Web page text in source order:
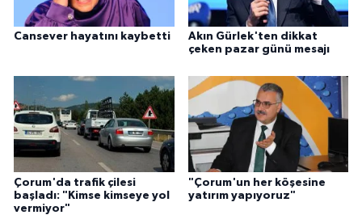
Cansever hayatını kaybetti
Akın Gürlek'ten dikkat
çeken pazar günü mesajı
Çorum'da trafik çilesi
başladı: "Kimse kimseye yol
vermiyor"
"Çorum'un her köşesine
yatırım yapıyoruz"